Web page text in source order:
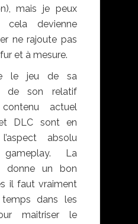
mais je peux
cela devienne
ne rajoute pas
et à mesure.
le jeu de sa
de son relatif
actuel
DLC sont en
absolu
La
donne un bon
il faut vraiment
dans les
maitriser le